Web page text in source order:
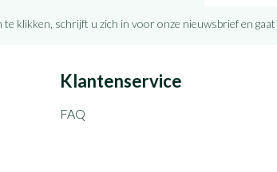
klikken, schrijft u zich in voor onze nieuwsbrief en
Klantenservice
FAQ